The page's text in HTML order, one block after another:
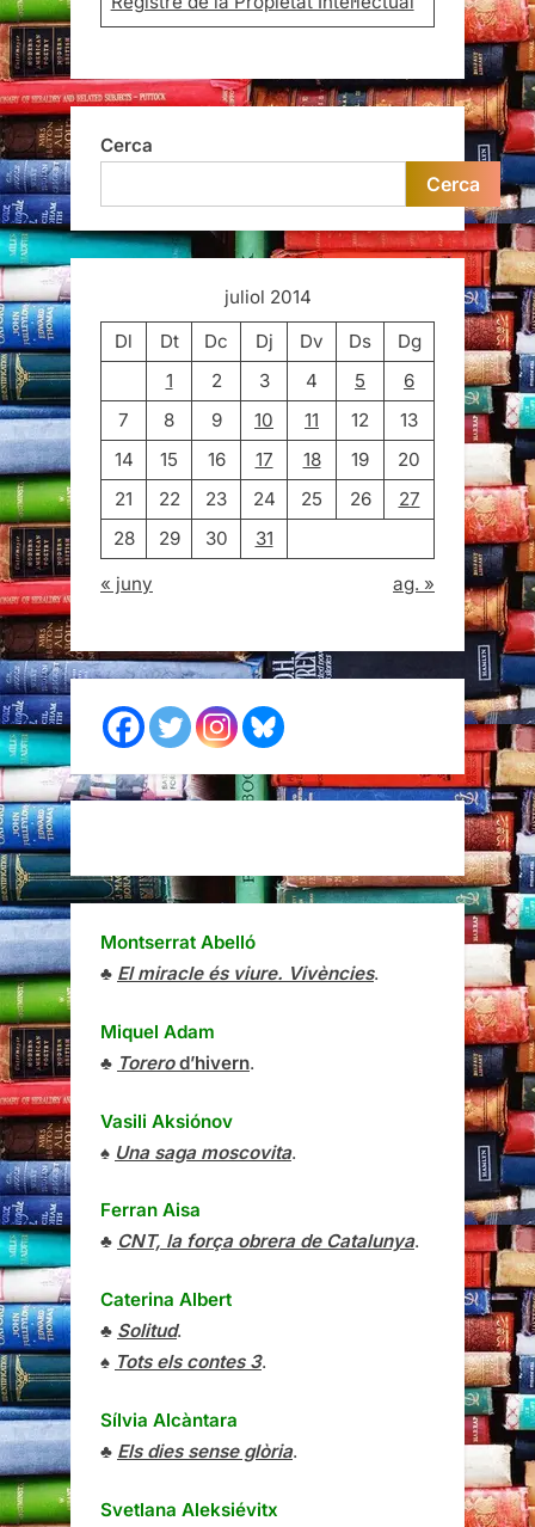
Cerca
Cerca
juliol 2014
Dl
Dt Dc Dj Dv Ds
Dg
1
2 3 4 5
6
7
8 9 10 11 12
13
14
15 16 17 18 19
20
21
22 23 24 25 26
27
28
29 30
31
« juny
ag. »
Montserrat Abelló
♣ El miracle és viure. Vivències.
Miquel Adam
♣ Torerod’hivern.
Vasili Aksiónov
♠ Una saga moscovita.
Ferran Aisa
♣ CNT, la força obrera de Catalunya.
Caterina Albert
♣ Solitud.
♠ Tots els contes 3.
Sílvia Alcàntara
♣ Els dies sense glòria.
Svetlana Aleksiévitx